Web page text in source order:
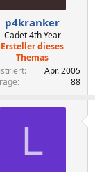
p4kranker
Cadet 4th Year
Ersteller dieses
Themas
Apr. 2005
88
L